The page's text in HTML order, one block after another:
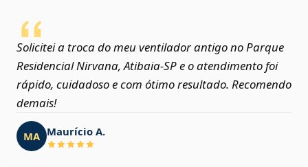
Solicitei a troca do meu ventilador antigo no Parque
Residencial Nirvana, Atibaia‑SP e o atendimento foi
rápido, cuidadoso e com ótimo resultado. Recomendo
demais!
MA Maurício A.